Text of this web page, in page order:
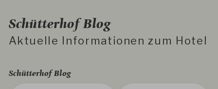
Schütterhof Blog
Aktuelle Informationen zum Hotel
Schütterhof Blog